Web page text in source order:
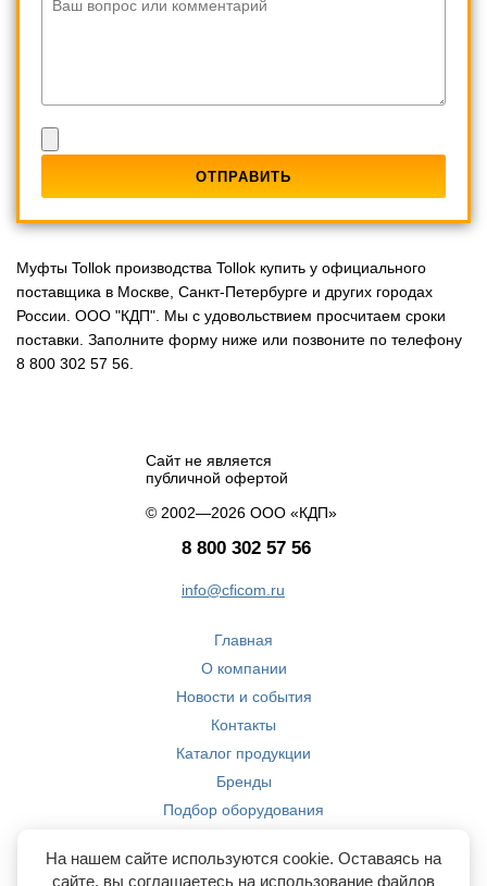
Ваш вопрос или комментарий
Муфты Tollok производства Tollok купить у официального
поставщика в Москве, Санкт-Петербурге и других городах
России. ООО "КДП". Мы с удовольствием просчитаем сроки
поставки. Заполните форму ниже или позвоните по телефону
8 800 302 57 56.
Сайт не является
публичной офертой
© 2002—2026 ООО «КДП»
8 800 302 57 56
info@cficom.ru
Главная
О компании
Новости и события
Контакты
Каталог продукции
Бренды
Подбор оборудования
Компетенции
На нашем сайте используются cookie. Оставаясь на
сайте, вы соглашаетесь на использование файлов